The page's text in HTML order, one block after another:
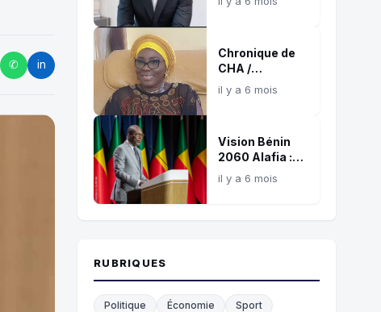
✆ in
Nonvignon, une
l’influence
digitale
africaine
Chronique de
CHA /
L’éthique, ce
juge silencieux
il y a 6 mois
Vision Bénin
2060 Alafia :
Une boussole
commune pour
il y a 6 mois
RUBRIQUES
Politique Économie
Sport